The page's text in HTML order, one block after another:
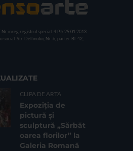
Nr inreg registrul special: 4 PJ/ 29.01.2013
social: Str. Delfinului, Nr. 6, parter Bl. 42,
CLIPA DE ARTA
Expoziția de
pictură și
sculptură „Sărbăt
oarea florilor” la
Galeria Romană